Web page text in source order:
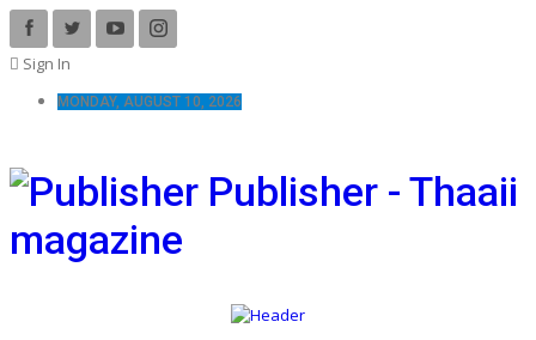
Sign In
MONDAY, AUGUST 10, 2026
Publisher - Thaaii
magazine